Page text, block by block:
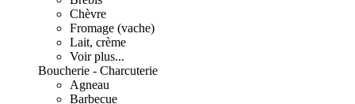
Chèvre
Fromage (vache)
Lait, crème
Voir plus...
Boucherie - Charcuterie
Agneau
Barbecue